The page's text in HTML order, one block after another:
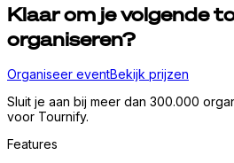
Klaar om je volgende
organiseren?
Organiseer eventBekijk prijzen
Sluit je aan bij meer dan 300.000
voor Tournify.
Features